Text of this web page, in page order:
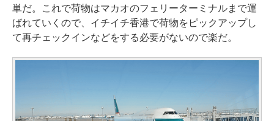
単だ。これで荷物はマカオのフェリーターミナルまで運
ばれていくので、イチイチ香港で荷物をピックアップし
て再チェックインなどをする必要がないので楽だ。